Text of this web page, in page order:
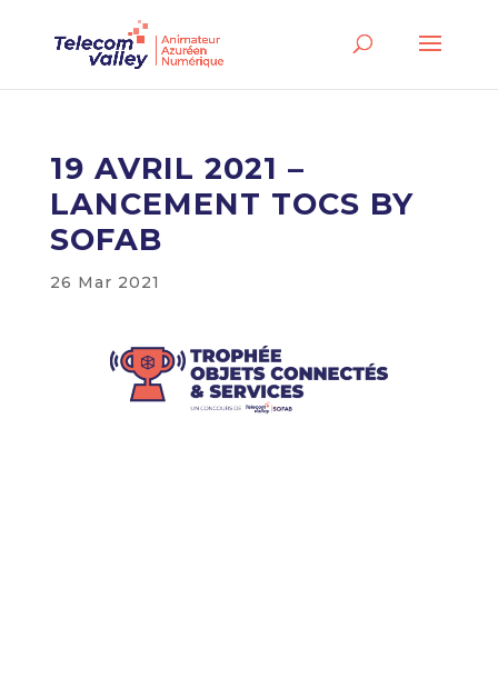
19 AVRIL 2021 –
LANCEMENT TOCS BY
SOFAB
26 Mar 2021